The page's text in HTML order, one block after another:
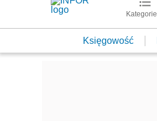
Kategorie
Księgowość